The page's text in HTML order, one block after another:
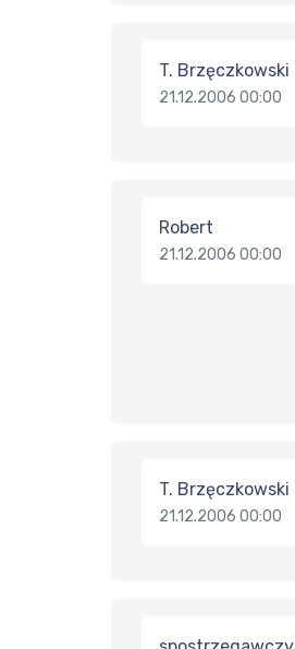
T. Brzęczkowski
21.12.2006 00:00
Robert
21.12.2006 00:00
T. Brzęczkowski
21.12.2006 00:00